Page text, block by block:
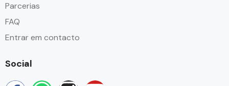
Parcerias
FAQ
Entrar em contacto
Social